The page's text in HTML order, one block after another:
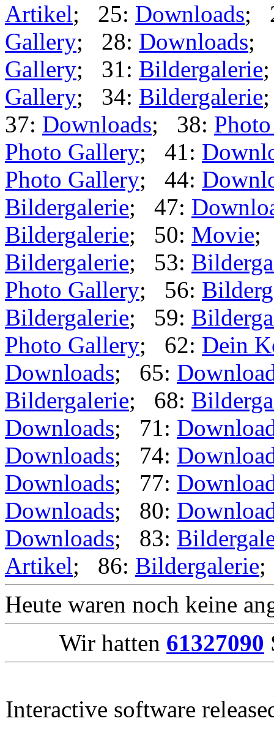
Artikel; 25: Downloads;
Gallery; 28: Downloads;
Gallery; 31: Bildergalerie
Gallery; 34: Bildergalerie
37: Downloads; 38:
Photo Gallery; 41:
Photo Gallery; 44:
Bildergalerie; 47:
Bildergalerie; 50: Movie;
Bildergalerie; 53:
Photo Gallery; 56:
Bildergalerie; 59:
Photo Gallery; 62: Dein
Downloads; 65:
Bildergalerie; 68:
Downloads; 71:
Downloads; 74:
Downloads; 77:
Downloads; 80:
Downloads; 83:
Artikel; 86: Bildergalerie
Heute waren noch keine
Wir hatten 61327090
Interactive software